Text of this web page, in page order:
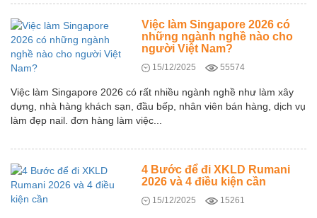
Việc làm Singapore 2026 có
những ngành nghề nào cho
người Việt Nam?
15/12/2025 55574
Việc làm Singapore 2026 có rất nhiều ngành nghề như làm xây
dựng, nhà hàng khách sạn, đầu bếp, nhân viên bán hàng, dịch vụ
làm đẹp nail. đơn hàng làm việc...
4 Bước để đi XKLD Rumani
2026 và 4 điều kiện cần
15/12/2025 15261